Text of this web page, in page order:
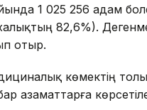
1 025 256 адам
82,6%).
отыр.
көмектің
азаматтарға